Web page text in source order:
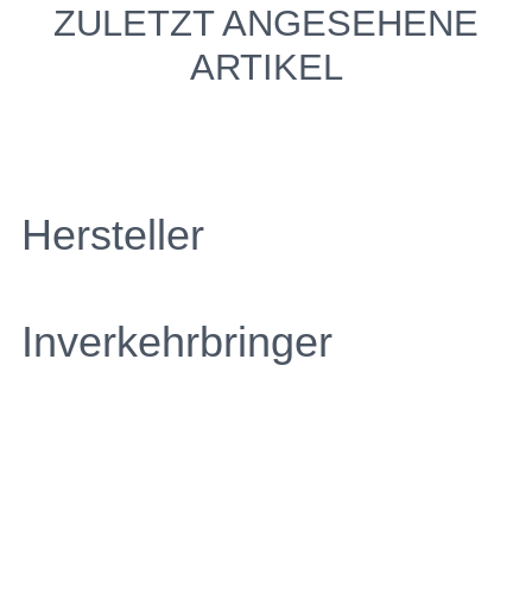
ZULETZT ANGESEHENE
ARTIKEL
Hersteller
Inverkehrbringer